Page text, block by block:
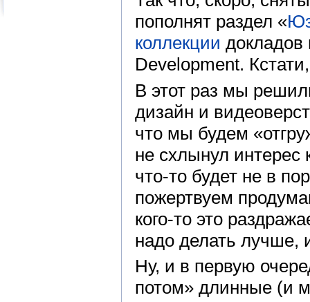
пополнят раздел «
коллекции докладов
Development.
В этот раз мы
дизайн и
что мы будем
не схлынул
что-то будет не в
пожертвуем
кого-то это
надо делать лучше,
Ну, и в первую
потом» длинные (и